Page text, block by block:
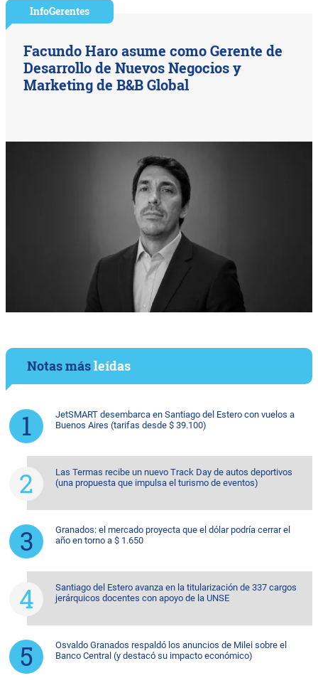
InfoGerentes
Facundo Haro asume como Gerente de
Desarrollo de Nuevos Negocios y
Marketing de B&B Global
Notas másleídas
JetSMART desembarca en Santiago del Estero con vuelos a
Buenos Aires (tarifas desde $ 39.100)
Las Termas recibe un nuevo Track Day de autos deportivos
(una propuesta que impulsa el turismo de eventos)
Granados: el mercado proyecta que el dólar podría cerrar el
año en torno a $ 1.650
Santiago del Estero avanza en la titularización de 337 cargos
jerárquicos docentes con apoyo de la UNSE
Osvaldo Granados respaldó los anuncios de Milei sobre el
Banco Central (y destacó su impacto económico)